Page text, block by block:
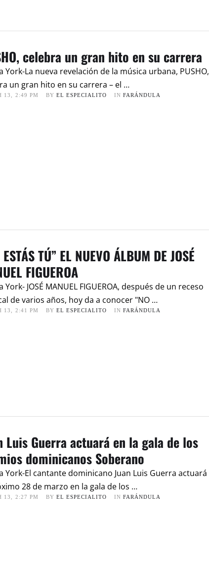
celebra un gran hito en su carrera
York-La nueva revelación de la música urbana, PUSHO,
un gran hito en su carrera – el …
13 2:49 PM BY EL ESPECIALITO IN FARÁNDULA
TÚ” EL NUEVO ÁLBUM DE JOSÉ
FIGUEROA
York- JOSÉ MANUEL FIGUEROA, después de un receso
de varios años, hoy da a conocer "NO …
13 2:41 PM BY EL ESPECIALITO IN FARÁNDULA
Luis Guerra actuará en la gala de los
dominicanos Soberano
York-El cantante dominicano Juan Luis Guerra actuará
28 de marzo en la gala de los …
13 2:27 PM BY EL ESPECIALITO IN FARÁNDULA